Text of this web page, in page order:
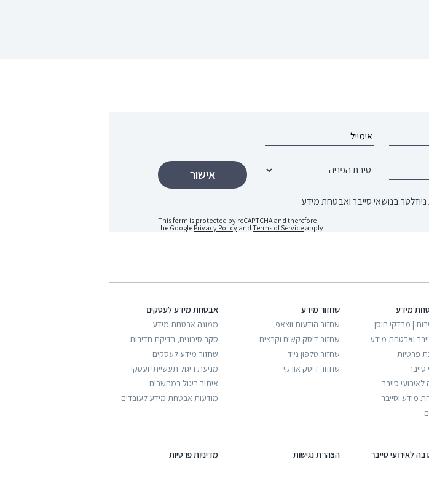
בנושאי סייבר ואבטחת מידע
This form is protected by reCAPTCHA and therefore
the Google Privacy Policy and Terms of Service apply
מידע
| מבדקי חוסן
ואבטחת מידע
פרטיות
סייבר
לאירועי סייבר
מידע וסייבר
שחזור מידע
שחזור הודעות ווצאפ
שחזור דיסק קשיח וקבצים
שחזור טלפון נייד
שחזור דיסק און קי
אבטחת מידע לעסקים
ממונה אבטחת מידע
סקר סיכונים, בדיקת חדירות
שחזור מידע לעסקים
מניעת ריגול תעשייתי ועסקי
איתור ריגול במחשבים
מודעות אבטחת מידע לעובדים
הצהרת נגישות מדיניות פרטיות